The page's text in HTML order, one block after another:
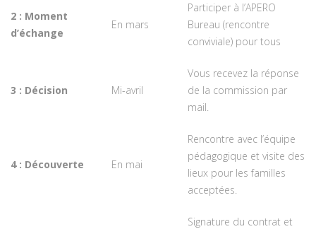
2 : Moment
d’échange
En mars
Participer à l’APERO
Bureau (rencontre
conviviale) pour tous
3 : Décision Mi-avril
Vous recevez la réponse
de la commission par
mail.
4 : Découverte En mai
Rencontre avec l’équipe
pédagogique et visite des
lieux pour les familles
acceptées.
Signature du contrat et